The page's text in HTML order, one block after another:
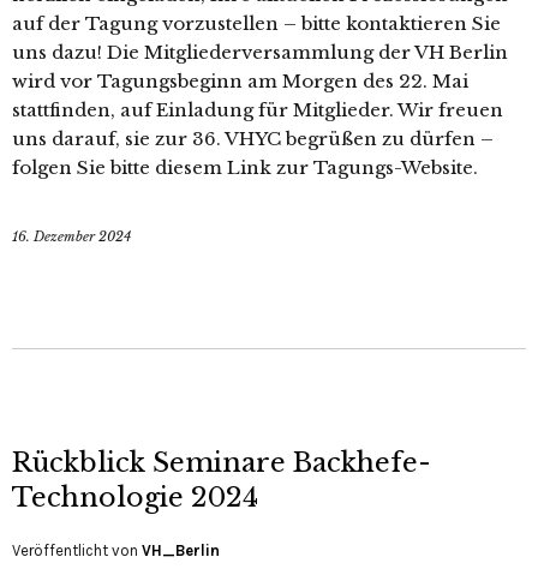
auf der Tagung vorzustellen – bitte kontaktieren Sie
uns dazu! Die Mitgliederversammlung der VH Berlin
wird vor Tagungsbeginn am Morgen des 22. Mai
stattfinden, auf Einladung für Mitglieder. Wir freuen
uns darauf, sie zur 36. VHYC begrüßen zu dürfen –
folgen Sie bitte diesem Link zur Tagungs-Website.
16. Dezember 2024
Rückblick Seminare Backhefe-
Technologie 2024
Veröffentlicht von VH_Berlin